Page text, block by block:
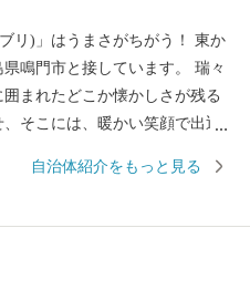
鳴門市と接しています。 瑞々
まれたどこか懐かしさが残る
そこには、暖かい笑顔で出迎
でその味は絶品です。また、
自治体紹介をもっと見る